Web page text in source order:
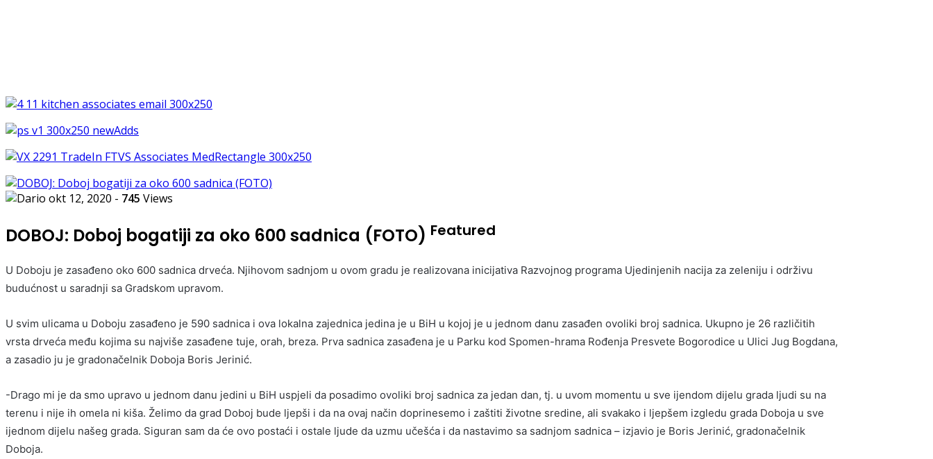
okt 12, 2020 - 745 Views
DOBOJ: Doboj bogatiji za oko 600 sadnica (FOTO) Featured
U Doboju je zasađeno oko 600 sadnica drveća. Njihovom sadnjom u ovom gradu je realizovana inicijativa Razvojnog programa Ujedinjenih nacija za zeleniju i održivu
budućnost u saradnji sa Gradskom upravom.
U svim ulicama u Doboju zasađeno je 590 sadnica i ova lokalna zajednica jedina je u BiH u kojoj je u jednom danu zasađen ovoliki broj sadnica. Ukupno je 26 različitih
vrsta drveća među kojima su najviše zasađene tuje, orah, breza. Prva sadnica zasađena je u Parku kod Spomen-hrama Rođenja Presvete Bogorodice u Ulici Jug Bogdana,
a zasadio ju je gradonačelnik Doboja Boris Jerinić.
-Drago mi je da smo upravo u jednom danu jedini u BiH uspjeli da posadimo ovoliki broj sadnica za jedan dan, tj. u uvom momentu u sve ijendom dijelu grada ljudi su na
terenu i nije ih omela ni kiša. Želimo da grad Doboj bude ljepši i da na ovaj način doprinesemo i zaštiti životne sredine, ali svakako i ljepšem izgledu grada Doboja u sve
ijednom dijelu našeg grada. Siguran sam da će ovo postaći i ostale ljude da uzmu učešća i da nastavimo sa sadnjom sadnica – izjavio je Boris Jerinić, gradonačelnik
Doboja.